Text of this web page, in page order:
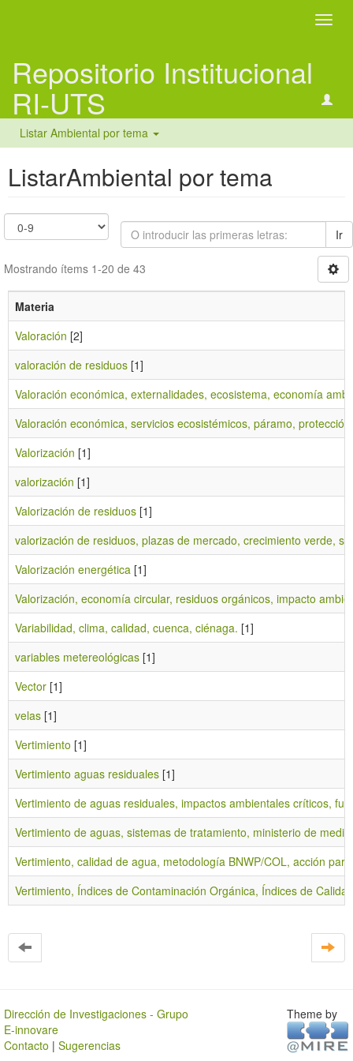
Repositorio Institucional
RI-UTS
Listar Ambiental por tema
ListarAmbiental por tema
Ir
Mostrando ítems 1-20 de 43
Materia
Valoración [2]
valoración de residuos [1]
Valoración económica, externalidades, ecosistema, economía
Valoración económica, servicios ecosistémicos, páramo,
Valorización [1]
valorización [1]
Valorización de residuos [1]
valorización de residuos, plazas de mercado, crecimiento verde,
Valorización energética [1]
Valorización, economía circular, residuos orgánicos, impacto
Variabilidad, clima, calidad, cuenca, ciénaga. [1]
variables metereológicas [1]
Vector [1]
velas [1]
Vertimiento [1]
Vertimiento aguas residuales [1]
Vertimiento de aguas residuales, impactos ambientales críticos,
Vertimiento de aguas, sistemas de tratamiento, ministerio de
Vertimiento, calidad de agua, metodología BNWP/COL, acción
Vertimiento, Índices de Contaminación Orgánica, Índices de
Dirección de Investigaciones - Grupo
E-innovare
Contacto | Sugerencias
Theme by